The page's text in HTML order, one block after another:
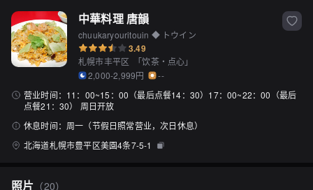
中華料理 唐韻
chuukaryouritouin ◆ トウイン
3.49
札幌市丰平区 「饮茶・点心」
2,000-2,999円
--
营业时间： 11：00~15：00（最后点餐14：30）17：00~22：00（最后
点餐21：30） 周日开放
休息时间： 周一（节假日照常营业，次日休息）
北海道札幌市豊平区美園4条7-5-1
照片 （20）